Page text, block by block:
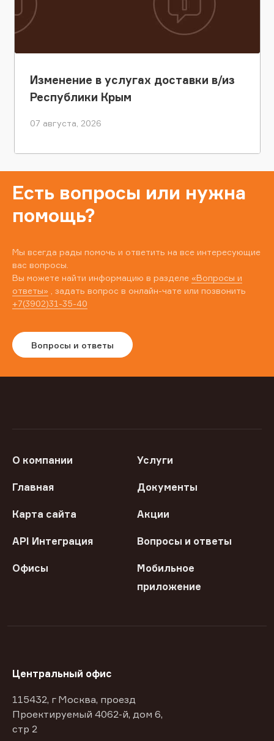
Изменение в услугах доставки в/из
Республики Крым
07 августа, 2026
Есть вопросы или нужна
помощь?
Мы всегда рады помочь и ответить на все интересующие
вас вопросы.
Вы можете найти информацию в разделе «Вопросы и
ответы» , задать вопрос в онлайн-чате или позвонить
+7(3902)31-35-40
Вопросы и ответы
О компании Услуги
Главная Документы
Карта сайта Акции
API Интеграция Вопросы и ответы
Офисы
Мобильное
приложение
Центральный офис
115432, г Москва, проезд
Проектируемый 4062-й, дом 6,
стр 2